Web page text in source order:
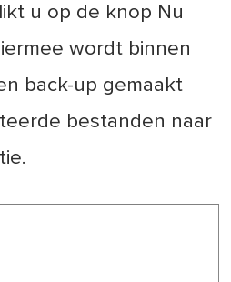
u op de knop Nu
wordt binnen
back-up gemaakt
bestanden naar